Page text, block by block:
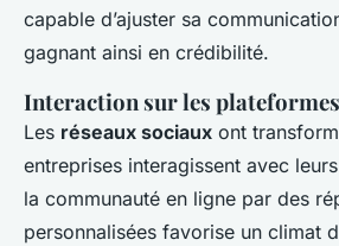
capable d’ajuster sa
gagnant ainsi en crédibilité.
Interaction sur les
Les réseaux sociaux ont
entreprises interagissent avec
la communauté en ligne par des
personnalisées favorise un climat